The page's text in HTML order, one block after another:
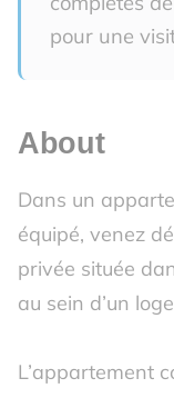
pour une
About
Dans un
équipé, venez
privée située
au sein d’un
L’appartement